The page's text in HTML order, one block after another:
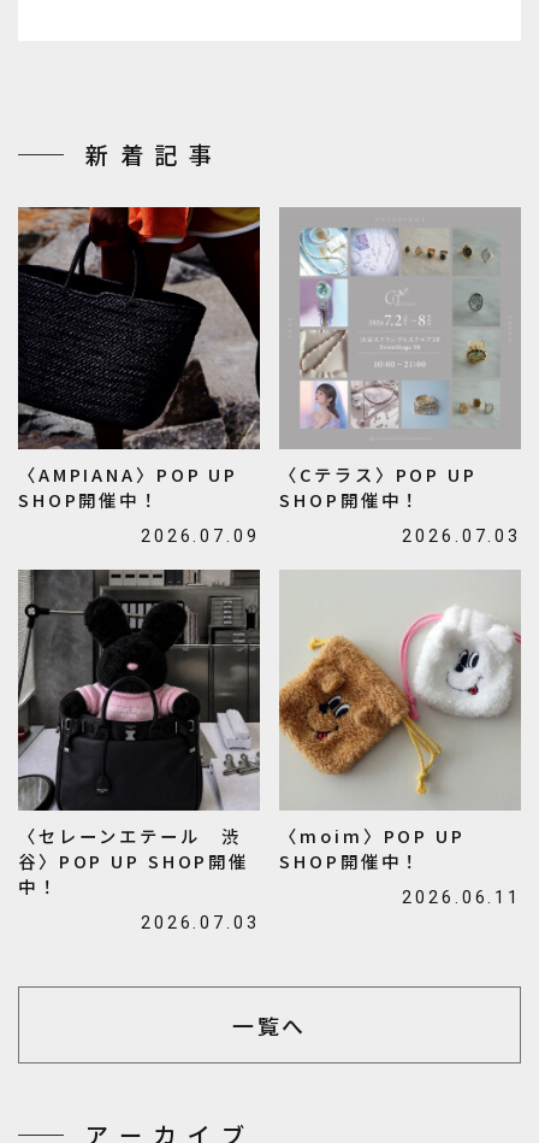
新着記事
〈AMPIANA〉POP UP
SHOP開催中！
2026.07.09
〈Cテラス〉POP UP
SHOP開催中！
2026.07.03
〈セレーンエテール 渋
谷〉POP UP SHOP開催
中！
2026.07.03
〈moim〉POP UP
SHOP開催中！
2026.06.11
一覧へ
アーカイブ